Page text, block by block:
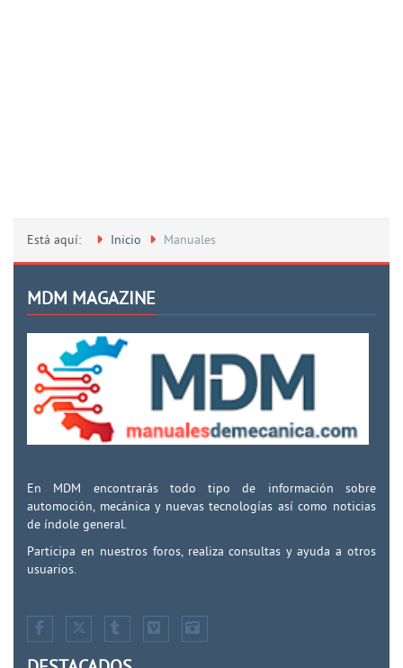
Está aquí: Inicio Manuales
MDM MAGAZINE
En MDM encontrarás todo tipo de información sobre
automoción, mecánica y nuevas tecnologías así como noticias
de índole general.
Participa en nuestros foros, realiza consultas y ayuda a otros
usuarios.